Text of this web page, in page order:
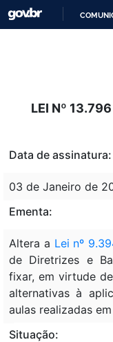
LEI Nº
Data de assinatura:
03 de Janeiro de
Ementa:
Altera a Lei nº
de Diretrizes e
fixar, em virtude
alternativas à
aulas realizadas
Situação: